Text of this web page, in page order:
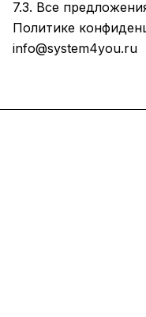
7.3. Все
Политике
info@system4you.ru